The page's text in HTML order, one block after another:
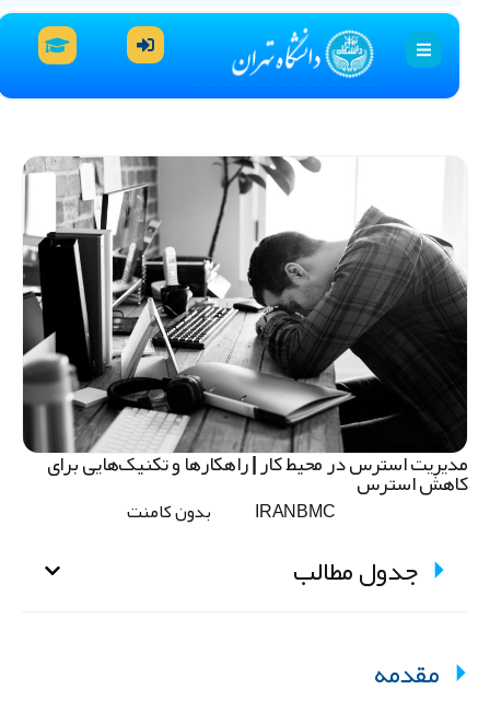
استرس در محیط کار | راهکارها و تکنیک‌هایی برای
استرس
IRANBMC بدون کامنت
جدول مطالب
مقدمه